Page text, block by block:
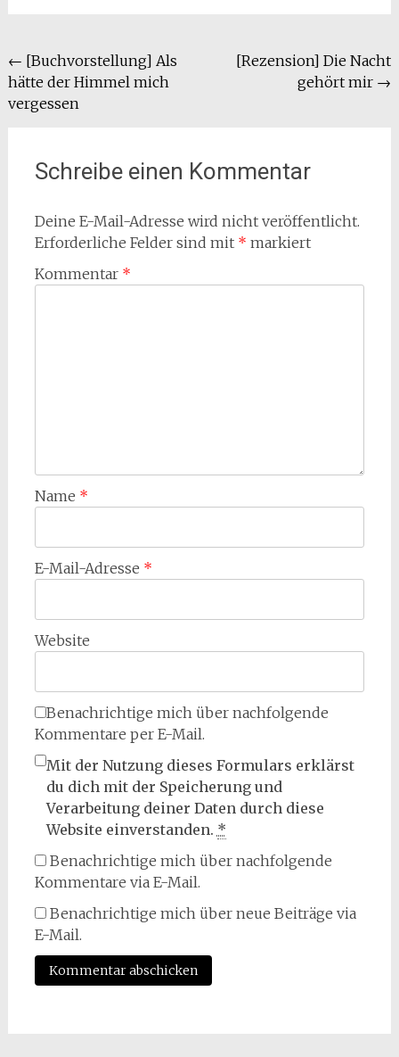
Beitragsnavigation
← [Buchvorstellung] Als
hätte der Himmel mich
vergessen
[Rezension] Die Nacht
gehört mir →
Schreibe einen Kommentar
Deine E-Mail-Adresse wird nicht veröffentlicht.
Erforderliche Felder sind mit * markiert
Kommentar *
Name *
E-Mail-Adresse *
Website
Benachrichtige mich über nachfolgende
Kommentare per E-Mail.
Mit der Nutzung dieses Formulars erklärst
du dich mit der Speicherung und
Verarbeitung deiner Daten durch diese
Website einverstanden. *
Benachrichtige mich über nachfolgende
Kommentare via E-Mail.
Benachrichtige mich über neue Beiträge via
E-Mail.